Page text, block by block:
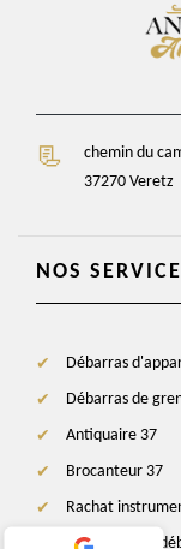
chemin du
37270 Veretz
NOS
Débarras
Débarras de
Antiquaire 37
Brocanteur 37
Rachat
Entreprise de